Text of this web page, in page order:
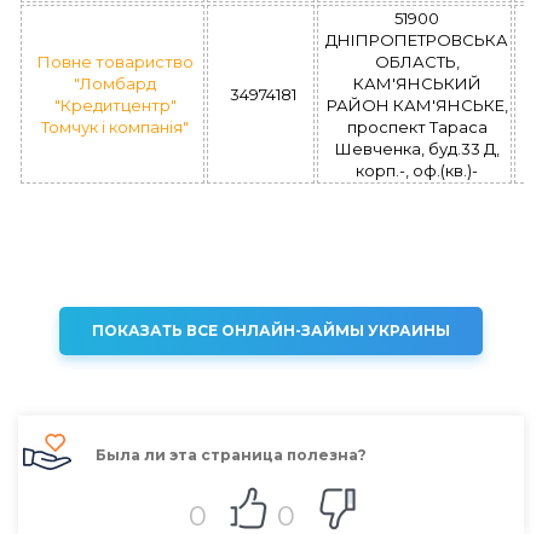
Повне товариство
"Ломбард
"Кредитцентр"
Томчук і компанія"
34974181
51900
ДНІПРОПЕТРОВСЬКА
ОБЛАСТЬ,
КАМ'ЯНСЬКИЙ
РАЙОН КАМ'ЯНСЬКЕ,
проспект Тараса
Шевченка, буд.33 Д,
корп.-, оф.(кв.)-
ПОКАЗАТЬ ВСЕ ОНЛАЙН-ЗАЙМЫ УКРАИНЫ
Была ли эта страница полезна?
0 0